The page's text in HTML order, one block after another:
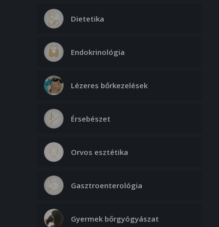
Dietetika
Endokrinológia
Lézeres bőrkezelések
Érsebészet
Orvos esztétika
Gasztroenterológia
Gyermek bőrgyógyászat